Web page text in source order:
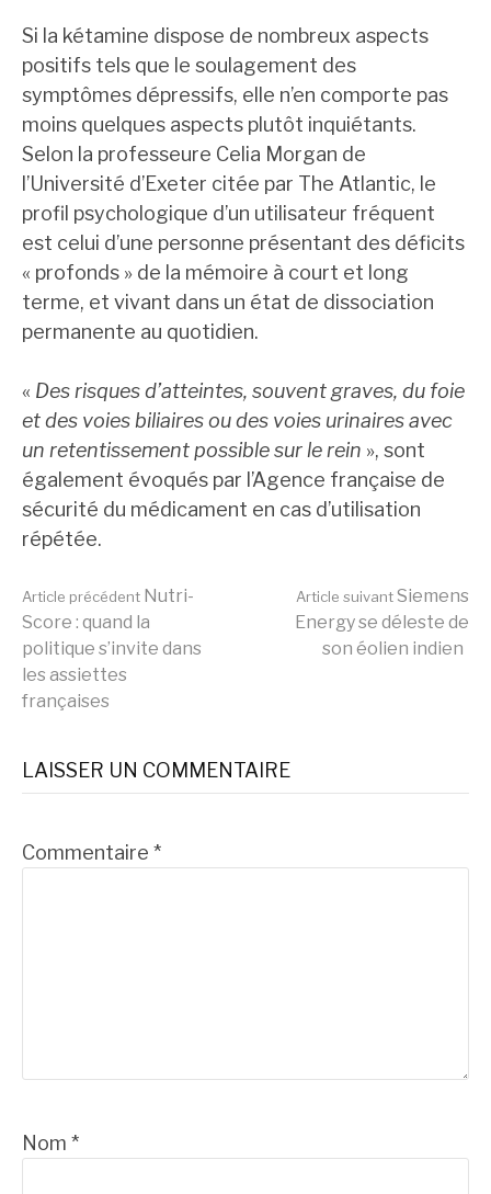
Si la kétamine dispose de nombreux aspects
positifs tels que le soulagement des
symptômes dépressifs, elle n’en comporte pas
moins quelques aspects plutôt inquiétants.
Selon la professeure Celia Morgan de
l’Université d’Exeter citée par The Atlantic, le
profil psychologique d’un utilisateur fréquent
est celui d’une personne présentant des déficits
« profonds » de la mémoire à court et long
terme, et vivant dans un état de dissociation
permanente au quotidien.
« Des risques d’atteintes, souvent graves, du foie
et des voies biliaires ou des voies urinaires avec
un retentissement possible sur le rein », sont
également évoqués par l’Agence française de
sécurité du médicament en cas d’utilisation
répétée.
Lire
la
suite
Article précédent Nutri-
Score : quand la
politique s’invite dans
les assiettes
françaises
Article suivantSiemens
Energy se déleste de
son éolien indien
LAISSER UN COMMENTAIRE
Commentaire *
Nom *